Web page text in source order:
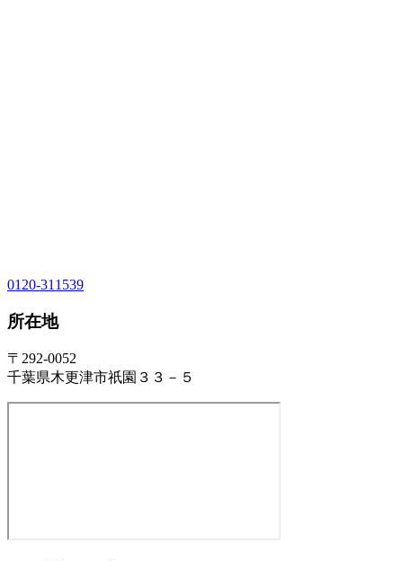
0120-311539
所在地
〒292-0052
千葉県木更津市祇園３３－５